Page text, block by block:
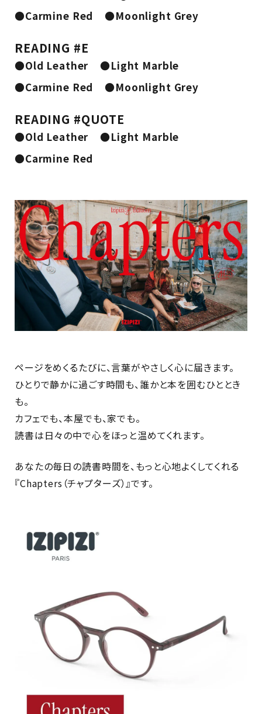
●Carmine Red
●Moonlight Grey
READING #E
●Old Leather
●Light Marble
●Carmine Red
●Moonlight Grey
READING #QUOTE
●Old Leather
●Light Marble
●Carmine Red
ページをめくるたびに、言葉がやさしく心に届きます。
ひとりで静かに過ごす時間も、誰かと本を囲むひととき
も。
カフェでも、本屋でも、家でも。
読書は日々の中で心をほっと温めてくれます。
あなたの毎日の読書時間を、もっと心地よくしてくれる
『Chapters（チャプターズ）』です。